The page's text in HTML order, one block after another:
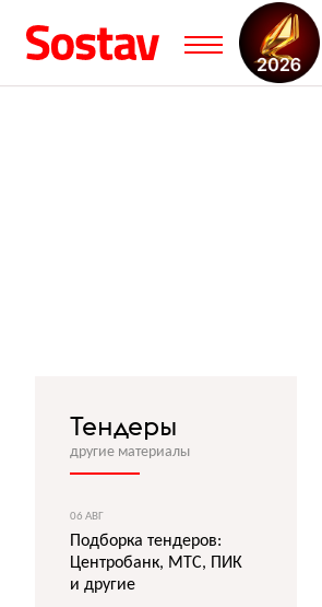
Тендеры
другие материалы
06 АВГ
Подборка тендеров:
Центробанк, МТС, ПИК
и другие